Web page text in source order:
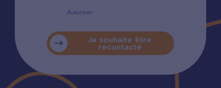
Autoriser
Je souhaite être
recontacté